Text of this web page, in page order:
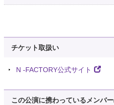
チケット取扱い
N -FACTORY公式サイト
この公演に携わっているメンバー